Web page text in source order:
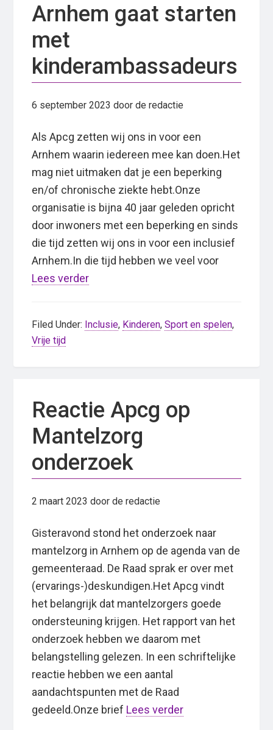
Arnhem gaat starten
met
kinderambassadeurs
6 september 2023 door de redactie
Als Apcg zetten wij ons in voor een
Arnhem waarin iedereen mee kan doen.Het
mag niet uitmaken dat je een beperking
en/of chronische ziekte hebt.Onze
organisatie is bijna 40 jaar geleden opricht
door inwoners met een beperking en sinds
die tijd zetten wij ons in voor een inclusief
Arnhem.In die tijd hebben we veel voor
Lees verder
Filed Under: Inclusie, Kinderen,Sport en spelen,
Vrije tijd
Reactie Apcg op
Mantelzorg
onderzoek
2 maart 2023 door de redactie
Gisteravond stond het onderzoek naar
mantelzorg in Arnhem op de agenda van de
gemeenteraad. De Raad sprak er over met
(ervarings-)deskundigen.Het Apcg vindt
het belangrijk dat mantelzorgers goede
ondersteuning krijgen. Het rapport van het
onderzoek hebben we daarom met
belangstelling gelezen. In een schriftelijke
reactie hebben we een aantal
aandachtspunten met de Raad
gedeeld.Onze brief Lees verder